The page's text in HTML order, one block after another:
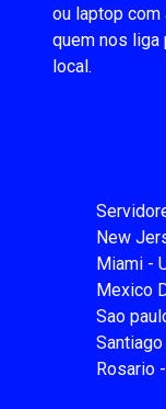
ou laptop com
quem nos liga
local.
New
Miami -
Mexico
Sao
Rosario